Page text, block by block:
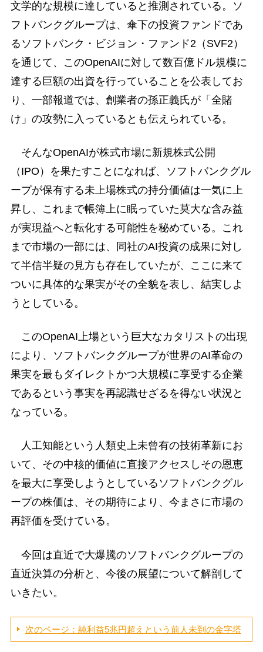
文学的な規模に達していると推測されている。ソ
フトバンクグループは、傘下の投資ファンドであ
るソフトバンク・ビジョン・ファンド2（SVF2）
を通じて、このOpenAIに対して数百億ドル規模に
達する巨額の出資を行っていることを公表してお
り、一部報道では、創業者の孫正義氏が「全賭
け」の攻勢に入っているとも伝えられている。
そんなOpenAIが株式市場に新規株式公開
（IPO）を果たすことになれば、ソフトバンクグル
ープが保有する未上場株式の持分価値は一気に上
昇し、これまで帳簿上に眠っていた莫大な含み益
が実現益へと転化する可能性を秘めている。これ
まで市場の一部には、同社のAI投資の成果に対し
て半信半疑の見方も存在していたが、ここに来て
ついに具体的な果実がその全貌を表し、結実しよ
うとしている。
このOpenAI上場という巨大なカタリストの出現
により、ソフトバンクグループが世界のAI革命の
果実を最もダイレクトかつ大規模に享受する企業
であるという事実を再認識せざるを得ない状況と
なっている。
人工知能という人類史上未曾有の技術革新にお
いて、その中核的価値に直接アクセスしその恩恵
を最大に享受しようとしているソフトバンクグル
ープの株価は、その期待により、今まさに市場の
再評価を受けている。
今回は直近で大爆騰のソフトバンクグループの
直近決算の分析と、今後の展望について解剖して
いきたい。
次のページ：純利益5兆円超えという前人未到の金字塔